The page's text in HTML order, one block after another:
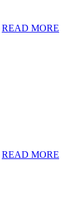
READ MORE
READ MORE